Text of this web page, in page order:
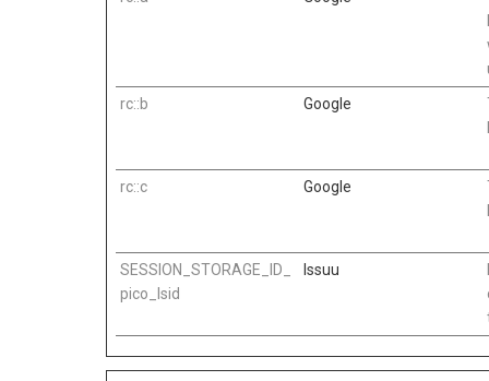
rc::b
Google
rc::c Google
SESSION_STORAGE_ID_
pico_lsid
Issuu